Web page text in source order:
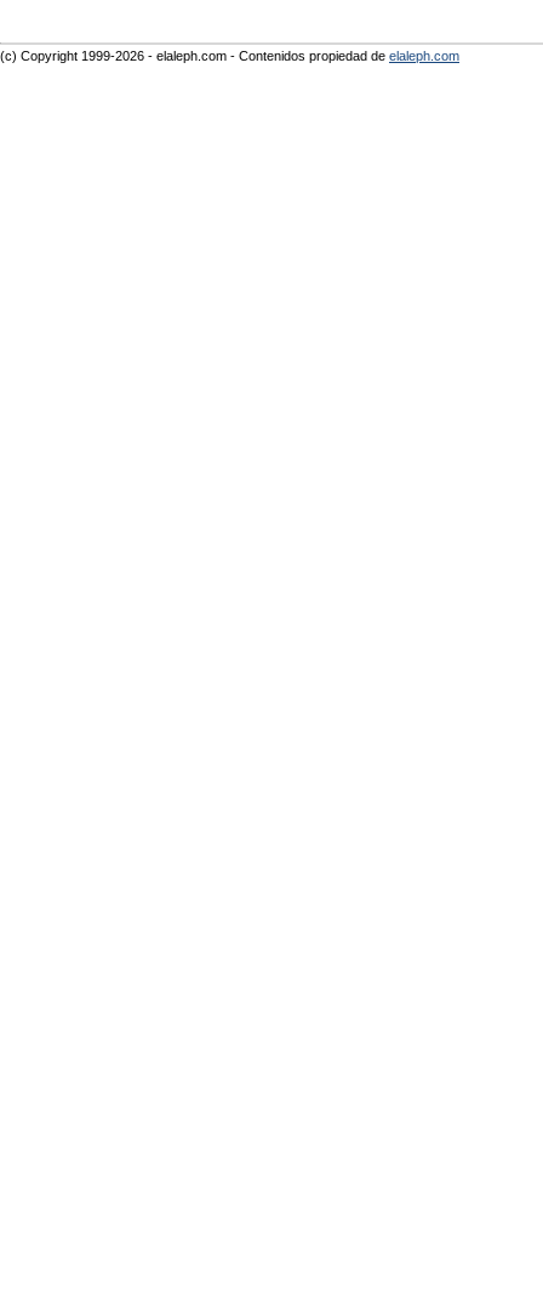
(c) Copyright 1999-2026 - elaleph.com - Contenidos propiedad de elaleph.com